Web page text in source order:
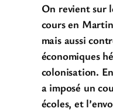
On revient sur
cours en
mais aussi
économiques
colonisation.
a imposé un
écoles, et